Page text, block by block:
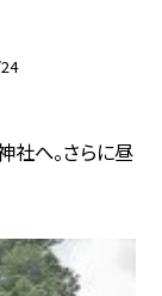
社へ。さらに昼